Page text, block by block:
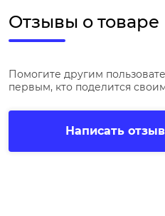
Отзывы о товаре
Помогите другим
первым, кто поделится
Написать отзыв